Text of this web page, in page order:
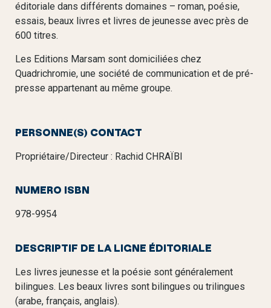
éditoriale dans différents domaines – roman, poésie,
essais, beaux livres et livres de jeunesse avec près de
600 titres.
Les Editions Marsam sont domiciliées chez
Quadrichromie, une société de communication et de pré-
presse appartenant au même groupe.
PERSONNE(S) CONTACT
Propriétaire/Directeur : Rachid CHRAÏBI
NUMERO ISBN
978-9954
DESCRIPTIF DE LA LIGNE ÉDITORIALE
Les livres jeunesse et la poésie sont généralement
bilingues. Les beaux livres sont bilingues ou trilingues
(arabe, français, anglais).